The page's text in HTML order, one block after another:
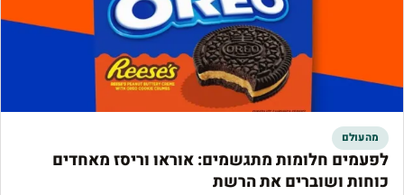
מהעולם
לפעמים חלומות מתגשמים: אוראו וריסז מאחדים
כוחות ושוברים את הרשת